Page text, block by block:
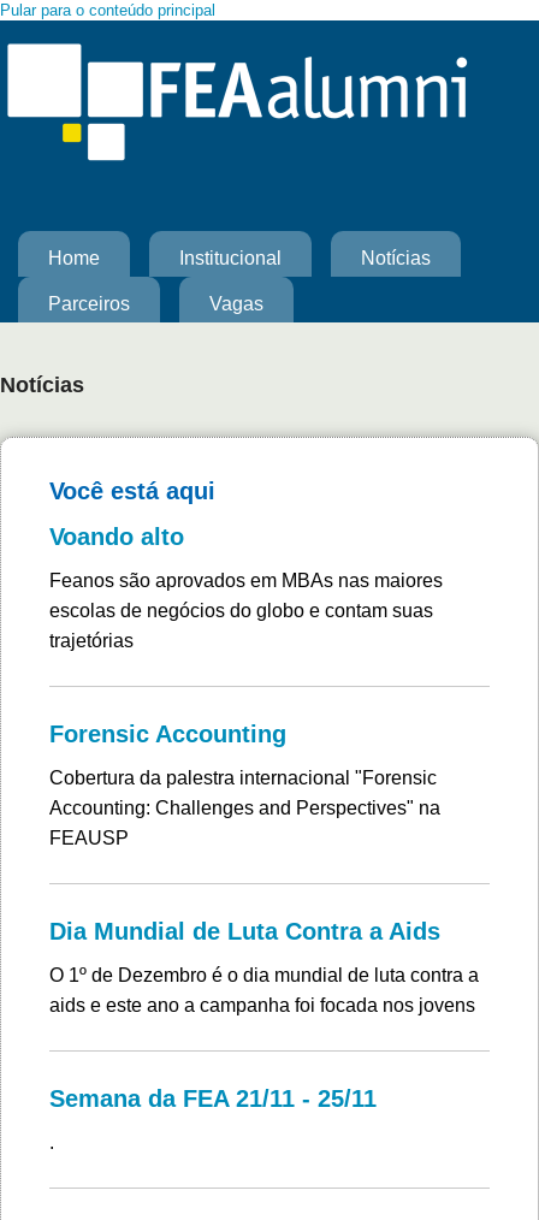
Pular para o conteúdo principal
Home Institucional Notícias
Parceiros Vagas
Notícias
Você está aqui
Voando alto
Feanos são aprovados em MBAs nas maiores
escolas de negócios do globo e contam suas
trajetórias
Forensic Accounting
Cobertura da palestra internacional "Forensic
Accounting: Challenges and Perspectives" na
FEAUSP
Dia Mundial de Luta Contra a Aids
O 1º de Dezembro é o dia mundial de luta contra a
aids e este ano a campanha foi focada nos jovens
Semana da FEA 21/11 - 25/11
.